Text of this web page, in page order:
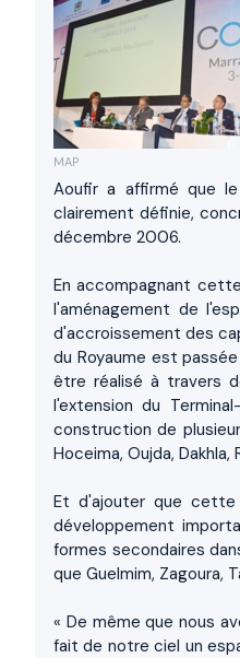
MAP
Aoufir a affirmé que
clairement définie,
décembre 2006.
En accompagnant
l'aménagement de
d'accroissement des
du Royaume est
être réalisé à travers
l'extension du
construction de
Hoceima, Oujda, Dakhla,
Et d'ajouter que cette
développement
formes secondaires
que Guelmim, Zagoura,
« De même que nous
fait de notre ciel un